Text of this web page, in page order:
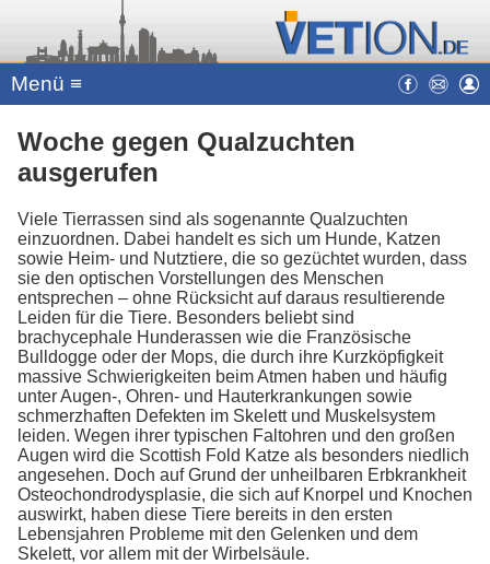
Menü ≡
Woche gegen Qualzuchten
ausgerufen
Viele Tierrassen sind als sogenannte Qualzuchten
einzuordnen. Dabei handelt es sich um Hunde, Katzen
sowie Heim- und Nutztiere, die so gezüchtet wurden, dass
sie den optischen Vorstellungen des Menschen
entsprechen – ohne Rücksicht auf daraus resultierende
Leiden für die Tiere. Besonders beliebt sind
brachycephale Hunderassen wie die Französische
Bulldogge oder der Mops, die durch ihre Kurzköpfigkeit
massive Schwierigkeiten beim Atmen haben und häufig
unter Augen-, Ohren- und Hauterkrankungen sowie
schmerzhaften Defekten im Skelett und Muskelsystem
leiden. Wegen ihrer typischen Faltohren und den großen
Augen wird die Scottish Fold Katze als besonders niedlich
angesehen. Doch auf Grund der unheilbaren Erbkrankheit
Osteochondrodysplasie, die sich auf Knorpel und Knochen
auswirkt, haben diese Tiere bereits in den ersten
Lebensjahren Probleme mit den Gelenken und dem
Skelett, vor allem mit der Wirbelsäule.